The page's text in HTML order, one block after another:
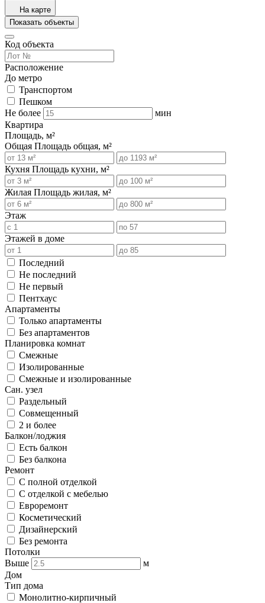
На карте
Показать объекты
Код объекта
Расположение
До метро
Транспортом
Пешком
Не более
мин
Квартира
Площадь, м²
Общая Площадь общая, м²
Кухня Площадь кухни, м²
Жилая Площадь жилая, м²
Этаж
Этажей в доме
Последний
Не последний
Не первый
Пентхаус
Апартаменты
Только апартаменты
Без апартаментов
Планировка комнат
Смежные
Изолированные
Смежные и изолированные
Сан. узел
Раздельный
Совмещенный
2 и более
Балкон/лоджия
Есть балкон
Без балкона
Ремонт
С полной отделкой
С отделкой с мебелью
Евроремонт
Косметический
Дизайнерский
Без ремонта
Потолки
Выше
м
Дом
Тип дома
Монолитно-кирпичный